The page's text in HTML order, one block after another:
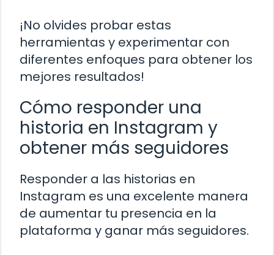
¡No olvides probar estas
herramientas y experimentar con
diferentes enfoques para obtener los
mejores resultados!
Cómo responder una
historia en Instagram y
obtener más seguidores
Responder a las historias en
Instagram es una excelente manera
de aumentar tu presencia en la
plataforma y ganar más seguidores.